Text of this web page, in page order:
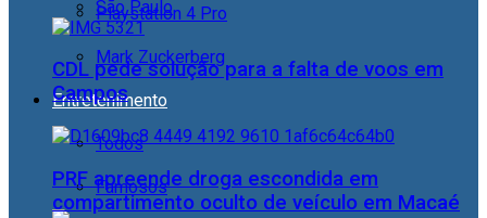
Playstation 4 Pro
Mark Zuckerberg
Entretenimento
Todos
Famosos
São Paulo
CDL pede solução para a falta de voos em
Campos
PRF apreende droga escondida em
compartimento oculto de veículo em Macaé